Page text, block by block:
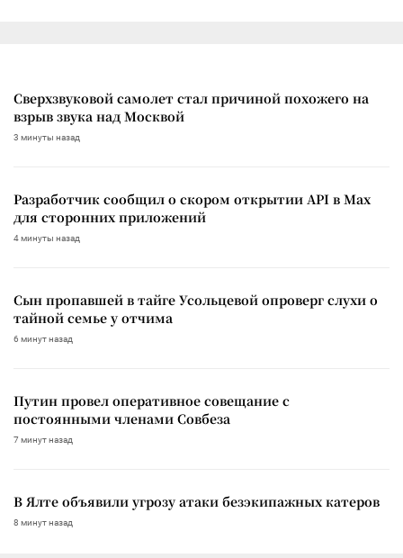
Сверхзвуковой самолет стал причиной похожего на
взрыв звука над Москвой
3 минуты назад
Разработчик сообщил о скором открытии API в Max
для сторонних приложений
4 минуты назад
Сын пропавшей в тайге Усольцевой опроверг слухи о
тайной семье у отчима
6 минут назад
Путин провел оперативное совещание с
постоянными членами Совбеза
7 минут назад
В Ялте объявили угрозу атаки безэкипажных катеров
8 минут назад